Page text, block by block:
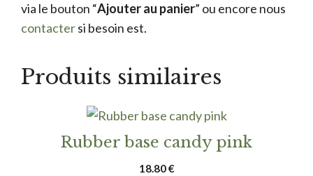
via le bouton “Ajouter au panier” ou encore nous
contactersi besoin est.
Produits similaires
Rubber base candy pink
18.80€